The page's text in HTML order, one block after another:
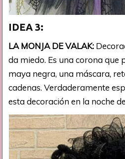
IDEA 3:
LA MONJA DE VALAK:
da miedo. Es una corona que
maya negra, una máscara,
cadenas. Verdaderamente
esta decoración en la noche